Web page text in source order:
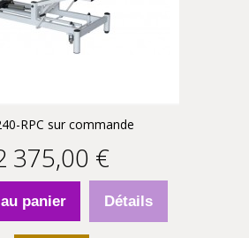
RPC sur commande
375,00 €
panier Détails